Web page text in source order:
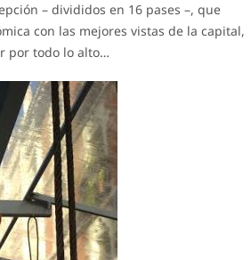
– divididos en 16 pases –, que
con las mejores vistas de la capital,
por todo lo alto…